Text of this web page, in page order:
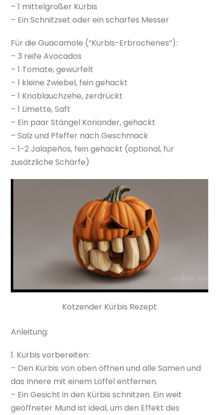
– 1 mittelgroßer Kürbis
– Ein Schnitzset oder ein scharfes Messer
Für die Guacamole (“Kürbis-Erbrochenes”):
– 3 reife Avocados
– 1 Tomate, gewürfelt
– 1 kleine Zwiebel, fein gehackt
– 1 Knoblauchzehe, zerdrückt
– 1 Limette, Saft
– Ein paar Stängel Koriander, gehackt
– Salz und Pfeffer nach Geschmack
– 1-2 Jalapeños, fein gehackt (optional, für
zusätzliche Schärfe)
Kotzender Kürbis Rezept
Anleitung:
1. Kürbis vorbereiten:
– Den Kürbis von oben öffnen und alle Samen und
das Innere mit einem Löffel entfernen.
– Ein Gesicht in den Kürbis schnitzen. Ein weit
geöffneter Mund ist ideal, um den Effekt des